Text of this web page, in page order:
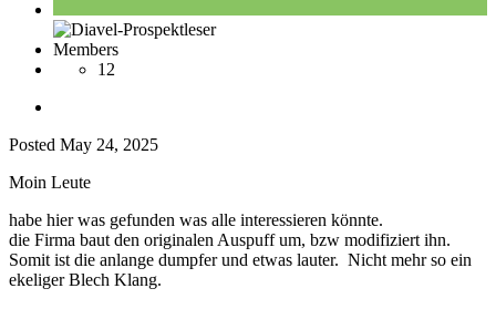
Members
12
Posted May 24, 2025
Moin Leute
habe hier was gefunden was alle interessieren könnte.
die Firma baut den originalen Auspuff um, bzw modifiziert ihn.
Somit ist die anlange dumpfer und etwas lauter. Nicht mehr so ein
ekeliger Blech Klang.